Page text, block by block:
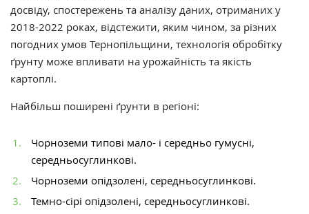
досвіду, спостережень та аналізу даних, отриманих у
2018-2022 роках, відстежити, яким чином, за різних
погодних умов Тернопільщини, технологія обробітку
ґрунту може впливати на урожайність та якість
картоплі.
Найбільш поширені ґрунти в регіоні:
Чорноземи типові мало- і середньо гумусні,
середньосуглинкові.
Чорноземи опідзолені, середньосуглинкові.
Темно-сірі опідзолені, середньосуглинкові.